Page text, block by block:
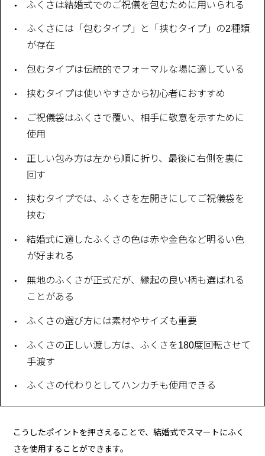
ふくさは結婚式でのご祝儀を包むために用いられる
ふくさには「包むタイプ」と「挟むタイプ」の2種類
が存在
包むタイプは伝統的でフォーマルな場に適している
挟むタイプは使いやすさから初心者におすすめ
ご祝儀袋はふくさで覆い、相手に敬意を示すために
使用
正しい包み方は左から順に折り、最後に右側を裏に
回す
挟むタイプでは、ふくさを左開きにしてご祝儀袋を
挟む
結婚式に適したふくさの色は赤や金色など明るい色
が好まれる
無地のふくさが正式だが、縁起の良い柄も選ばれる
ことがある
ふくさの選び方には素材やサイズも重要
ふくさの正しい渡し方は、ふくさを180度回転させて
手渡す
ふくさの代わりとしてハンカチも使用できる
こうしたポイントを押さえることで、結婚式でスマートにふく
さを使用することができます。